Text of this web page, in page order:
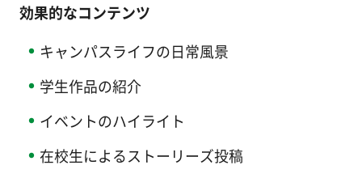
効果的なコンテンツ
キャンパスライフの日常風景
学生作品の紹介
イベントのハイライト
在校生によるストーリーズ投稿